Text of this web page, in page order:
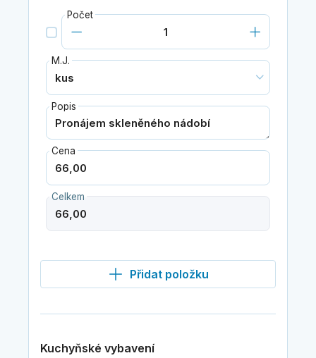
Počet
M.J.
Popis
Cena
Celkem
Přidat položku
Kuchyňské vybavení